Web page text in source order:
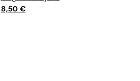
8,50 €
je:
8,50 €.
5,95 €.